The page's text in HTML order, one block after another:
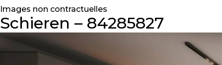
Images non contractuelles
Schieren – 84285827